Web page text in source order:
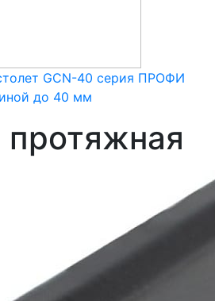
GCN-40 серия ПРОФИ
до 40 мм
протяжная